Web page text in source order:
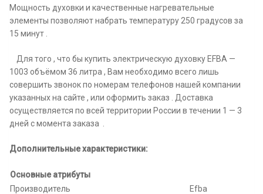
Мощность духовки и качественные нагревательные
элементы позволяют набрать температуру 250 градусов за
15 минут .
Для того , что бы купить электрическую духовку EFBA —
1003 объёмом 36 литра , Вам необходимо всего лишь
совершить звонок по номерам телефонов нашей компании
указанных на сайте , или оформить заказ . Доставка
осуществляется по всей территории России в течении 1 — 3
дней с момента заказа .
Дополнительные характеристики:
Основные атрибуты
Производитель
Efba